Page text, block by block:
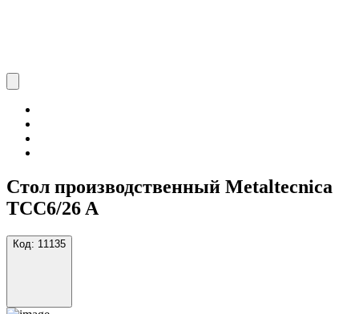
Стол производственный Metaltecnica
TCC6/26 A
Код: 11135